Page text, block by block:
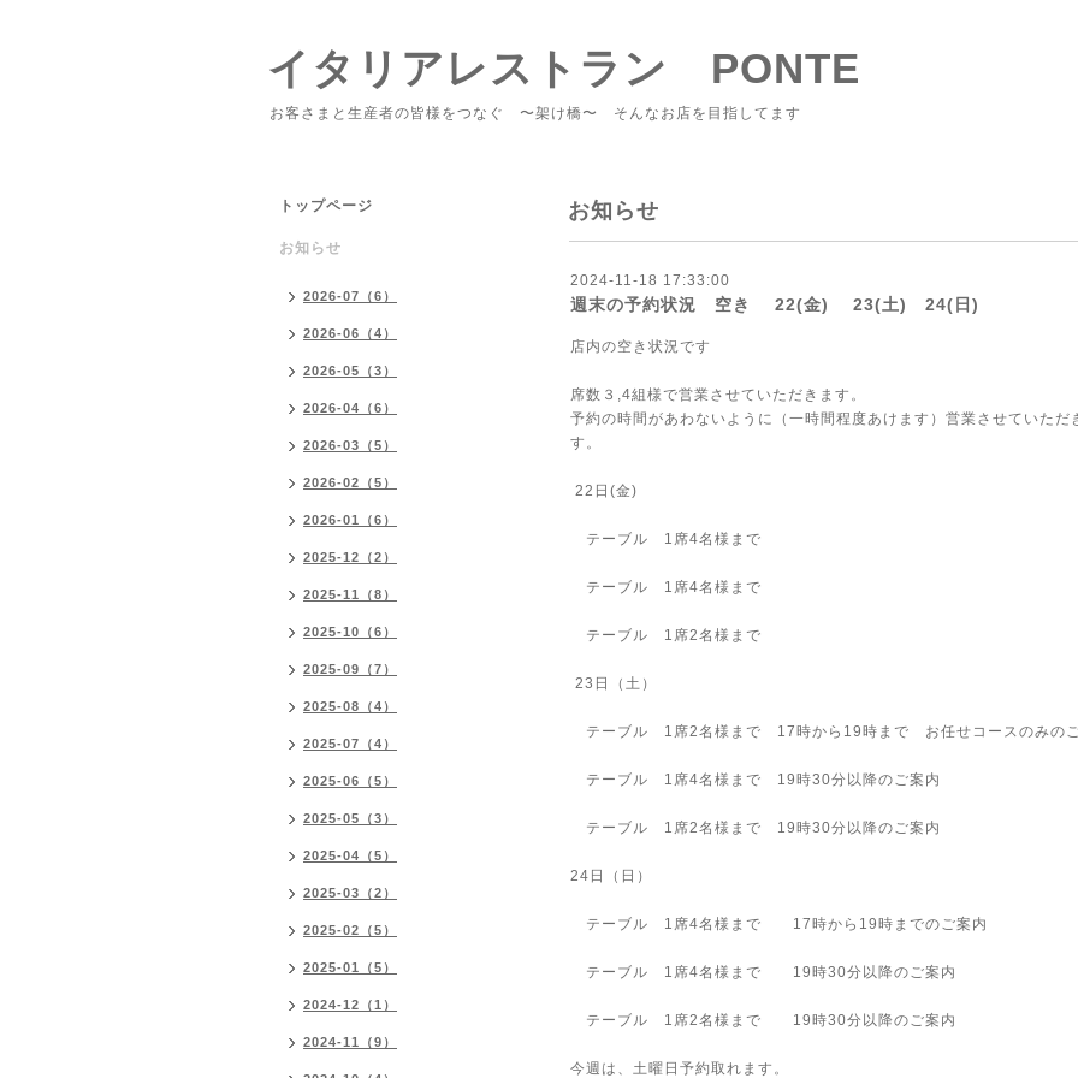
イタリアレストラン PONTE
お客さまと生産者の皆様をつなぐ 〜架け橋〜 そんなお店を目指してます
お知らせ
2024-11-18 17:33:00
週末の予約状況 空き 22(金) 23(土) 24(日)
店内の空き状況です
席数３,4組様で営業させていただきます。
予約の時間があわないように（一時間程度あけます）営業させていた
す。
22日(金)
テーブル 1席4名様まで
テーブル 1席4名様まで
テーブル 1席2名様まで
23日（土）
テーブル 1席2名様まで 17時から19時まで お任せコースのみ
テーブル 1席4名様まで 19時30分以降のご案内
テーブル 1席2名様まで 19時30分以降のご案内
24日（日）
テーブル 1席4名様まで 17時から19時までのご案内
テーブル 1席4名様まで 19時30分以降のご案内
テーブル 1席2名様まで 19時30分以降のご案内
今週は、土曜日予約取れます。
トップページ
お知らせ
2026-07（6）
2026-06（4）
2026-05（3）
2026-04（6）
2026-03（5）
2026-02（5）
2026-01（6）
2025-12（2）
2025-11（8）
2025-10（6）
2025-09（7）
2025-08（4）
2025-07（4）
2025-06（5）
2025-05（3）
2025-04（5）
2025-03（2）
2025-02（5）
2025-01（5）
2024-12（1）
2024-11（9）